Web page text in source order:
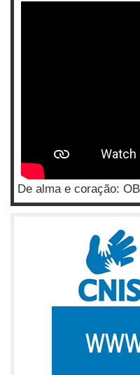
De alma e coração: